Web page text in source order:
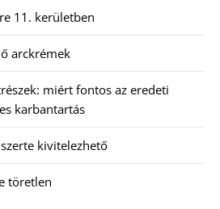
11. kerületben
arckrémek
miért fontos az eredeti
karbantartás
kivitelezhető
töretlen